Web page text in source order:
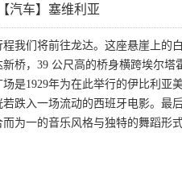
汽车】塞维利亚
我们将前往龙达。这座悬崖上的
桥，39 公尺高的桥身横跨埃尔
是1929年为在此举行的伊比利
跌入一场流动的西班牙电影。最
为一的音乐风格与独特的舞蹈形